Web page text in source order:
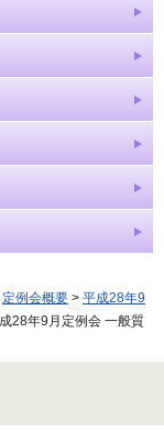
定例会概要 > 平成28年9
28年9月定例会 一般質